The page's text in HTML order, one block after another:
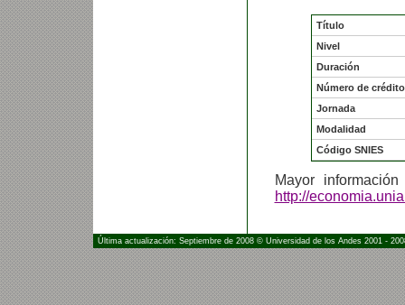
Título
Nivel
Duración
Número de
Jornada
Modalidad
Código SNIES
Mayor
http://
Última actualización: Septiembre de 2008 © Universidad de los Andes 2001 -